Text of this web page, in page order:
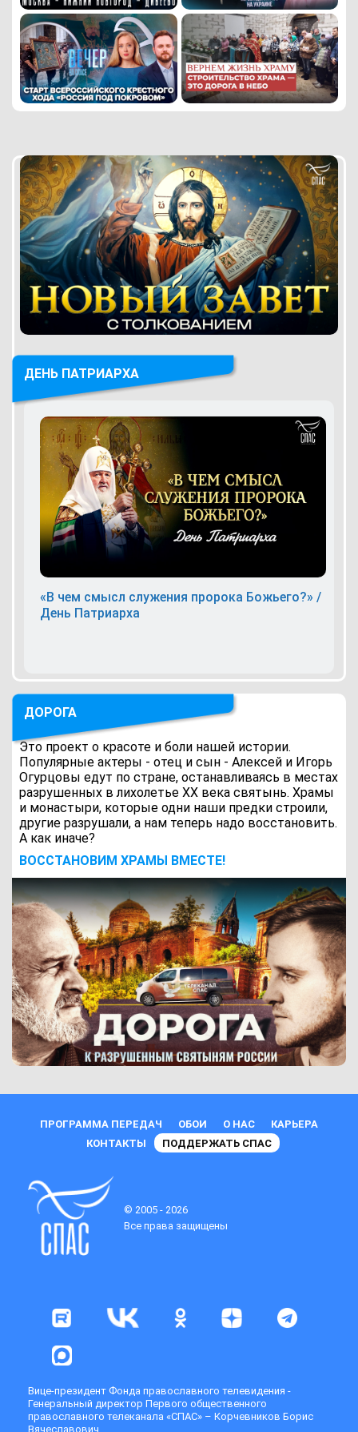
ДЕНЬ ПАТРИАРХА
«В чем смысл служения пророка Божьего?» /
День Патриарха
ДОРОГА
Это проект о красоте и боли нашей истории.
Популярные актеры - отец и сын - Алексей и Игорь
Огурцовы едут по стране, останавливаясь в местах
разрушенных в лихолетье ХХ века святынь. Храмы
и монастыри, которые одни наши предки строили,
другие разрушали, а нам теперь надо восстановить.
А как иначе?
ВОCСТАНОВИМ ХРАМЫ ВМЕСТЕ!
ПРОГРАММА ПЕРЕДАЧ ОБОИ О НАС
КАРЬЕРА
КОНТАКТЫ
ПОДДЕРЖАТЬ СПАС
© 2005 - 2026
Все права защищены
Вице-президент Фонда православного телевидения -
Генеральный директор Первого общественного
православного телеканала «СПАС» – Корчевников Борис
Вячеславович